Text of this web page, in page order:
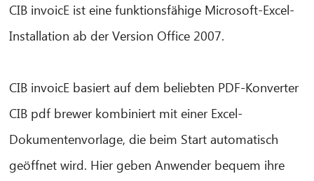
CIB invoicE ist eine funktionsfähige Microsoft-Excel-
Installation ab der Version Office 2007.
CIB invoicE basiert auf dem beliebten PDF-Konverter
CIB pdf brewer kombiniert mit einer Excel-
Dokumentenvorlage, die beim Start automatisch
geöffnet wird. Hier geben Anwender bequem ihre
CIB AI ChatBot
Olá! O que posso fazer por si?